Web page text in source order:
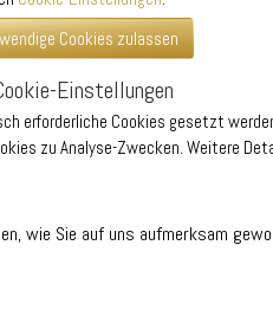
und Preise auf Anfrage.
an!
Büro erreichen Sie
von 8.00 Uhr bis 21.00 Uhr.
ich akzeptiere die
Cookies zulassen
Einstellungen
erforderliche Cookies gesetzt
zu Analyse-Zwecken. Weitere
wie Sie auf uns aufmerksam